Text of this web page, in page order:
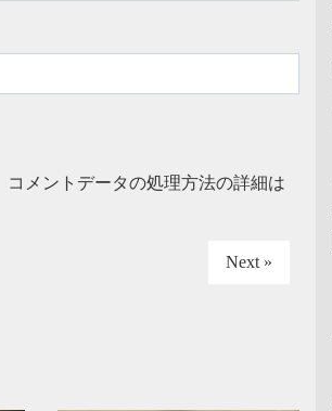
コメントデータの処理方法の詳細は
Next »